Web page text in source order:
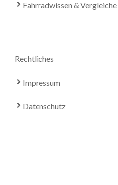
Fahrradwissen & Vergleiche
Rechtliches
Impressum
Datenschutz